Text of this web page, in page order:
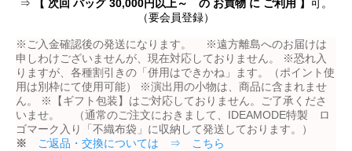
⇒
【 次回 バッグ 30,000円以上～ の お買物 に ご利用 】 可。
（要会員登録）
※ご入金確認後の発送になります。 ※遠方離島へのお届けは
申しわけございませんが、現在対応しておりません。 ※恐れ入
りますが、各種割引きの「併用はできかね」ます。（ポイント使
用は別枠にて使用可能） ※演出用の小物は、商品に含まれませ
ん。 ※【ギフト包装】はご対応しておりません。ご了承くださ
いませ。 （通常のご注文におきまして、IDEAMODE特製 ロ
ゴマーク入り「不織布袋」に収納して発送しております。）
※
ご返品・交換については ⇒ こちら